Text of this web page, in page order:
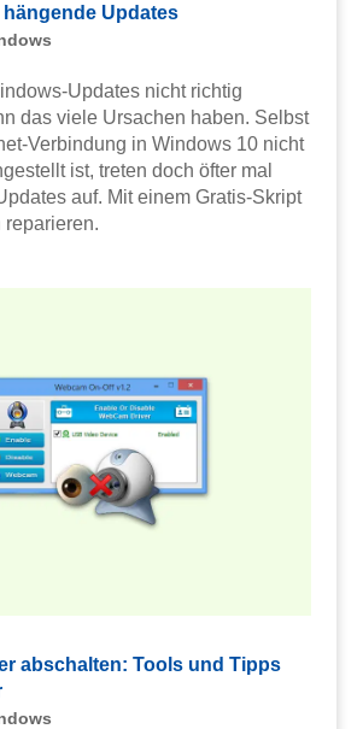
Updates
Updates nicht richtig
das viele Ursachen haben. Selbst
Verbindung in Windows 10 nicht
ist, treten doch öfter mal
auf. Mit einem Gratis-Skript
reparieren.
abschalten: Tools und Tipps